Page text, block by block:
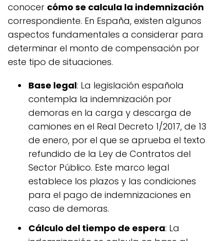
conocer cómo se calcula la indemnización
correspondiente. En España, existen algunos
aspectos fundamentales a considerar para
determinar el monto de compensación por
este tipo de situaciones.
Base legal: La legislación española
contempla la indemnización por
demoras en la carga y descarga de
camiones en el Real Decreto 1/2017, de 13
de enero, por el que se aprueba el texto
refundido de la Ley de Contratos del
Sector Público. Este marco legal
establece los plazos y las condiciones
para el pago de indemnizaciones en
caso de demoras.
Cálculo del tiempo de espera: La